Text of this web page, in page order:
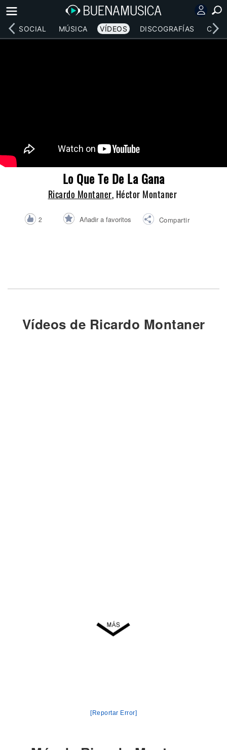
RED SOCIAL MÚSICA VÍDEOS DISCOGRAFÍAS
Lo Que Te De La Gana
Ricardo Montaner, Héctor Montaner
2 Añadir a favoritos Compartir
Vídeos de Ricardo Montaner
[Reportar Error]